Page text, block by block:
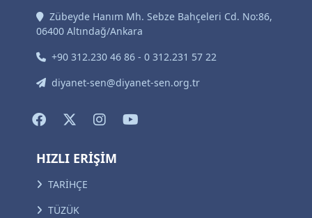
Zübeyde Hanım Mh. Sebze Bahçeleri Cd. No:86,
06400 Altındağ/Ankara
+90 312.230 46 86 - 0 312.231 57 22
diyanet-sen@diyanet-sen.org.tr
HIZLI ERİŞİM
TARİHÇE
TÜZÜK